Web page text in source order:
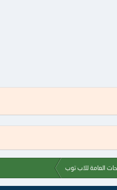
العامة للاب توب